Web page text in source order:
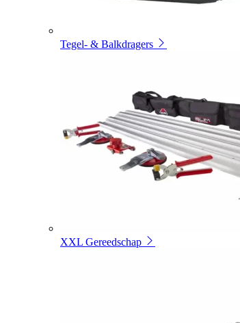
Tegel- & Balkdragers
XXL Gereedschap